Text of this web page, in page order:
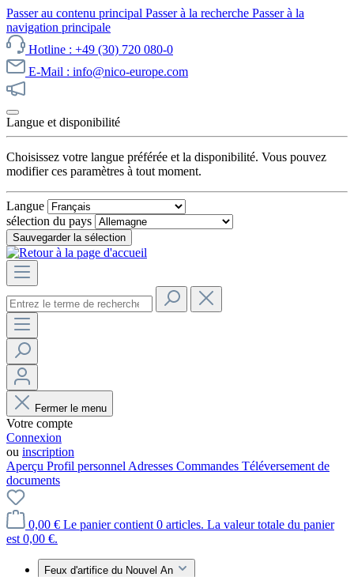
Passer au contenu principal Passer à la recherche Passer à la
navigation principale
Hotline : +49 (30) 720 080-0
E-Mail : info@nico-europe.com
Langue et disponibilité
Choisissez votre langue préférée et la disponibilité. Vous pouvez
modifier ces paramètres à tout moment.
Langue
sélection du pays
Sauvegarder la sélection
Fermer le menu
Votre compte
Connexion
ou inscription
Aperçu Profil personnel Adresses Commandes Téléversement de
documents
0,00 € Le panier contient 0 articles. La valeur totale du panier
est 0,00 €.
Feux d'artifice du Nouvel An